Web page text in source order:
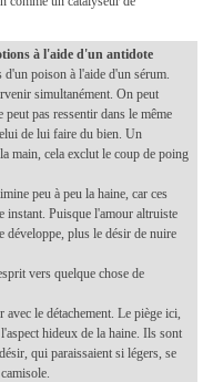
à l'aide d'un antidote
poison à l'aide d'un sérum.
simultanément. On peut
pas ressentir dans le même
de lui faire du bien. Un
main, cela exclut le coup de poing
peu à peu la haine, car ces
instant. Puisque l'amour altruiste
développe, plus le désir de nuire
vers quelque chose de
le détachement. Le piège ici,
hideux de la haine. Ils sont
qui paraissaient si légers, se